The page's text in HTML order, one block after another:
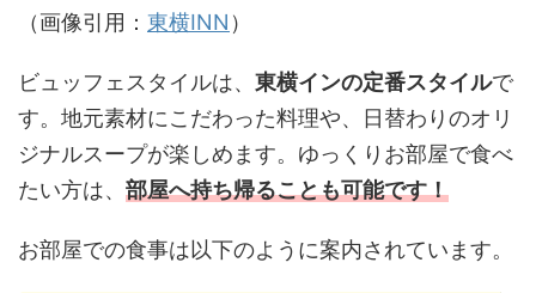
（画像引用： 東横INN ）
ビュッフェスタイルは、 東横インの定番スタイルで
す。地元素材にこだわった料理や、日替わりのオリ
ジナルスープが楽しめます。ゆっくりお部屋で食べ
たい方は、 部屋へ持ち帰ることも可能です！
お部屋での食事は以下のように案内されています。